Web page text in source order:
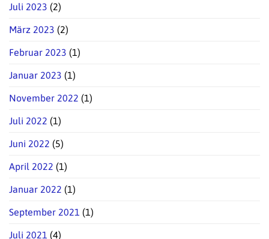
Juli 2023 (2)
März 2023 (2)
Februar 2023 (1)
Januar 2023 (1)
November 2022 (1)
Juli 2022 (1)
Juni 2022 (5)
April 2022 (1)
Januar 2022 (1)
September 2021 (1)
Juli 2021 (4)